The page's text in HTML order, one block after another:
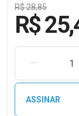
R$ 28,85
R$
ASSINAR